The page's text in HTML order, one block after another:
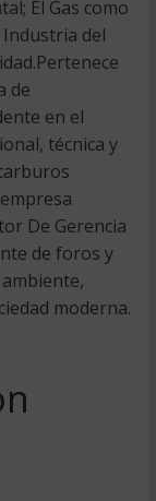
El Gas como
Industria del
de
en el
técnica y
De Gerencia
de foros y
moderna.